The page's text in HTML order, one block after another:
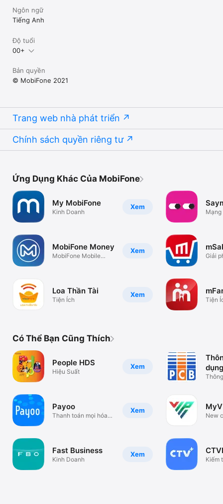
Ngôn ngữ
Tiếng Anh
Độ tuổi
00+
Bản quyền
© MobiFone 2021
Trang web nhà phát triển
Chính sách quyền riêng tư
Ứng Dụng Khác Của MobiFone
Xem
My MobiFone
Kinh Doanh
Xem
MobiFone Money
MobiFone Mobile
Xem
Loa Thần Tài
Tiện Ích
Mạng
Giải
Tiện
Có Thể Bạn Cũng Thích
Xem
People HDS
Hiệu Suất
Xem
Payoo
Thanh toán mọi hóa
Xem
Fast Business
Kinh Doanh
New
Kiếm